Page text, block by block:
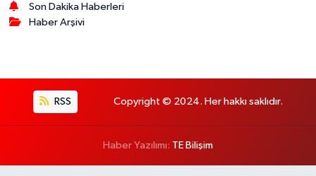
Son Dakika Haberleri
Haber Arşivi
RSS Copyright © 2024. Her hakkı saklıdır.
Haber Yazılımı: TE Bilişim